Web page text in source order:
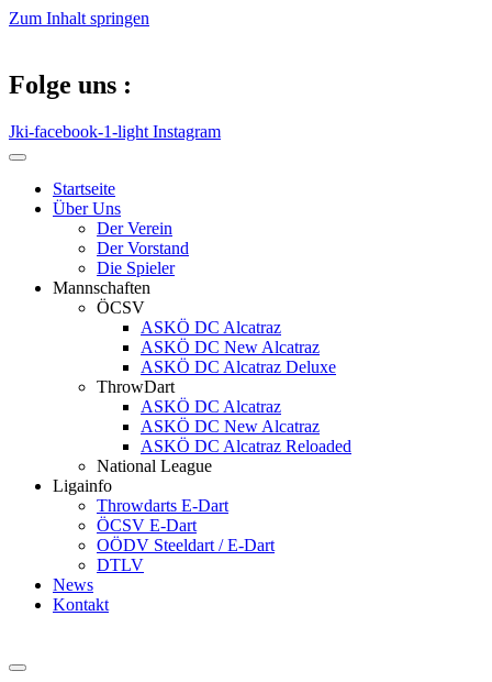
Zum Inhalt springen
Folge uns :
Jki-facebook-1-light Instagram
Startseite
Über Uns
Der Verein
Der Vorstand
Die Spieler
Mannschaften
ÖCSV
ASKÖ DC Alcatraz
ASKÖ DC New Alcatraz
ASKÖ DC Alcatraz Deluxe
ThrowDart
ASKÖ DC Alcatraz
ASKÖ DC New Alcatraz
ASKÖ DC Alcatraz Reloaded
National League
Ligainfo
Throwdarts E-Dart
ÖCSV E-Dart
OÖDV Steeldart / E-Dart
DTLV
News
Kontakt